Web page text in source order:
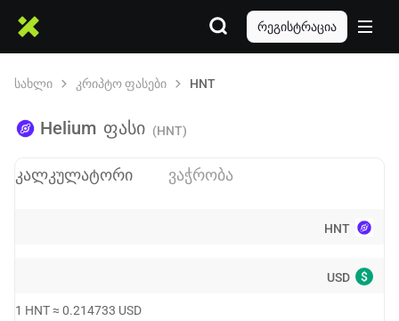
რეგისტრაცია
სახლი კრიპტო ფასები HNT
Helium ფასი (HNT)
კალკულატორი ვაჭრობა
HNT
USD $
1 HNT≈ 0.214733 USD